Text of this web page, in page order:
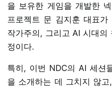
을 보유한 게임을 개발한
프로젝트 문 김지훈 대표
작가주의, 그리고 AI 시대의
정이다.
특히, 이번 NDC의 AI 세션
을 소개하는 데 그치지 않